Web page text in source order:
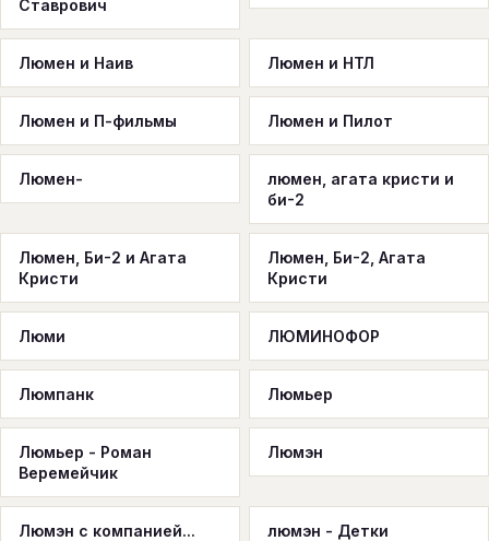
Ставрович
Люмен и Наив Люмен и НТЛ
Люмен и П-фильмы Люмен и Пилот
Люмен-
люмен, агата кристи и
би-2
Люмен, Би-2 и Агата
Кристи
Люмен, Би-2, Агата
Кристи
Люми ЛЮМИНОФОР
Люмпанк Люмьер
Люмьер - Роман
Веремейчик
Люмэн
Люмэн с компанией... люмэн - Детки